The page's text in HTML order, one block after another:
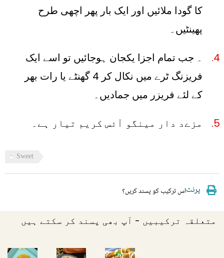
کا گودا ملائیں اور ایک بار پھر اچھی طرح
پھینٹیں۔
۔ جب تمام اجزا یکجان ہوجائیں تو اسے ایک
فریزنگ ٹرے میں نکال کر 4 گھنٹے یا رات بھر
کے لئے فریزر میں جمادیں۔
مزےد دار مینگو آئس کریم تیار ہے۔
Sweet
اس ترکیب کو پسند کریں؟پرنٹ
متعلقہ ترکیبیں - آپ بھی پسند کر سکتے ہیں